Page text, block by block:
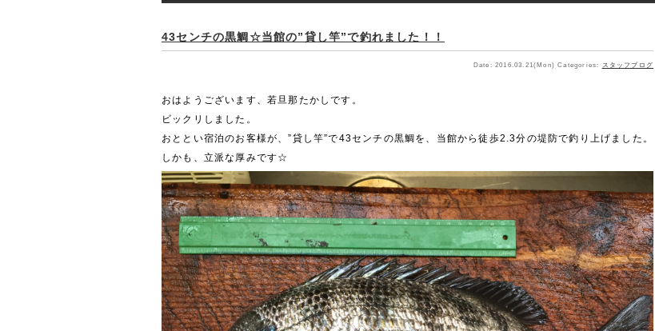
43センチの黒鯛☆当館の”貸し竿”で釣れました！！
Date: 2016.03.21(Mon) Categories: スタッフブログ
おはようございます、若旦那たかしです。
ビックリしました。
おととい宿泊のお客様が、”貸し竿”で43センチの黒鯛を、当館から徒歩2.3分の堤防で釣り上げました。
しかも、立派な厚みです☆